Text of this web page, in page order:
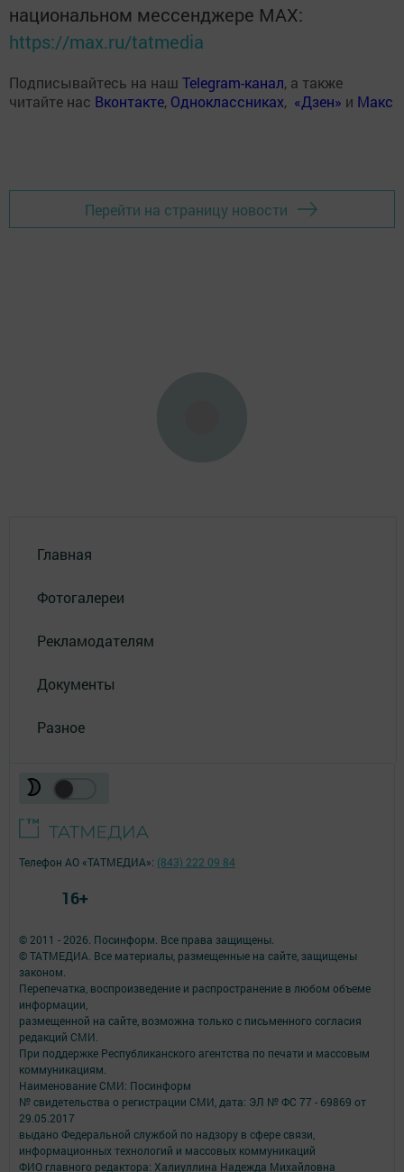
национальном мессенджере MАХ:
https://max.ru/tatmedia
Подписывайтесь на наш Telegram-канал, а также
читайте нас Вконтакте, Одноклассниках, «Дзен» и Макс
Перейти на страницу новости
Главная
Фотогалереи
Рекламодателям
Документы
Разное
© 2011 - 2026. Посинформ. Все права защищены.
© ТАТМЕДИА. Все материалы, размещенные на сайте, защищены
законом.
Перепечатка, воспроизведение и распространение в любом объеме
информации,
размещенной на сайте, возможна только с письменного согласия
редакций СМИ.
При поддержке Республиканского агентства по печати и массовым
коммуникациям.
Наименование СМИ: Посинформ
№ свидетельства о регистрации СМИ, дата: ЭЛ № ФС 77 - 69869 от
29.05.2017
выдано Федеральной службой по надзору в сфере связи,
информационных технологий и массовых коммуникаций
ФИО главного редактора: Халиуллина Надежда Михайловна
Телефон АО «ТАТМЕДИА»: (843) 222 09 84
16+